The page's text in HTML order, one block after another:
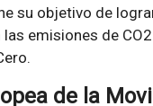
su objetivo de
emisiones de
de la